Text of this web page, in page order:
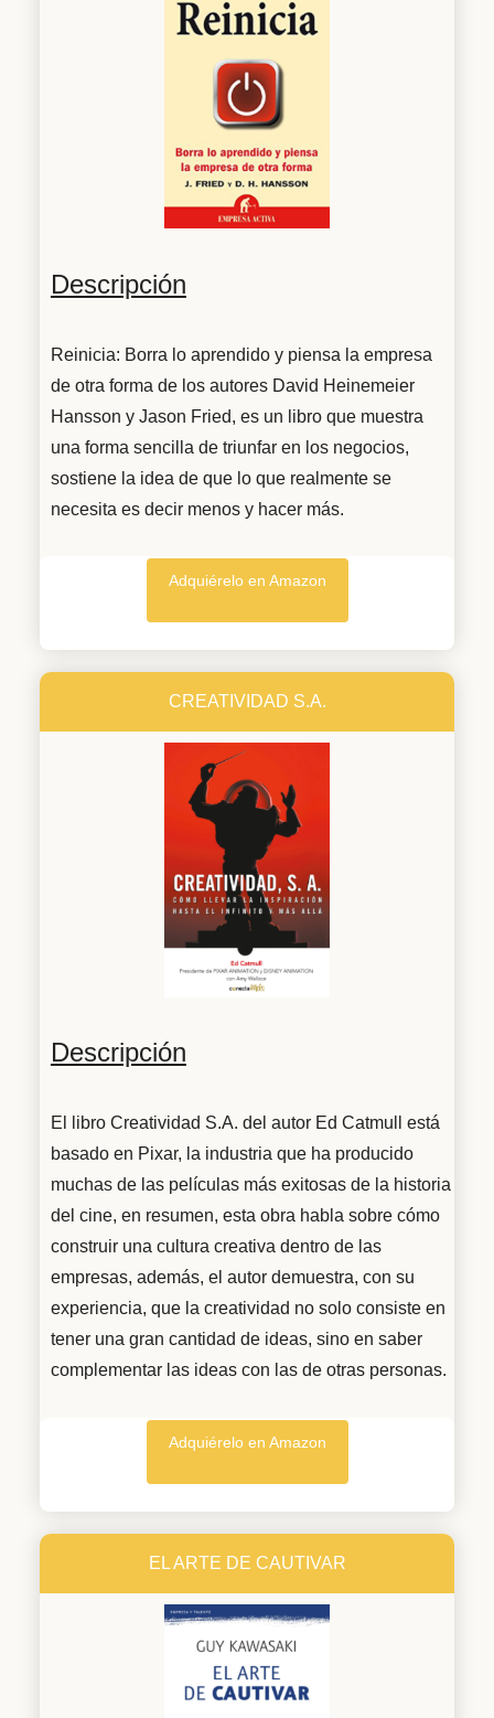
Descripción
Reinicia: Borra lo aprendido y piensa la empresa
de otra forma de los autores David Heinemeier
Hansson y Jason Fried, es un libro que muestra
una forma sencilla de triunfar en los negocios,
sostiene la idea de que lo que realmente se
necesita es decir menos y hacer más.
Adquiérelo en Amazon
CREATIVIDAD S.A.
Descripción
El libro Creatividad S.A. del autor Ed Catmull está
basado en Pixar, la industria que ha producido
muchas de las películas más exitosas de la historia
del cine, en resumen, esta obra habla sobre cómo
construir una cultura creativa dentro de las
empresas, además, el autor demuestra, con su
experiencia, que la creatividad no solo consiste en
tener una gran cantidad de ideas, sino en saber
complementar las ideas con las de otras personas.
Adquiérelo en Amazon
EL ARTE DE CAUTIVAR